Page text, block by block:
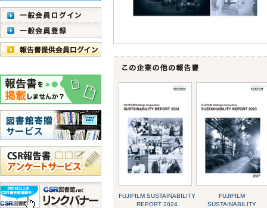
FUJIFILM SUSTAINABILITY
REPORT 2024
FUJIFILM
SUSTAINABILITY